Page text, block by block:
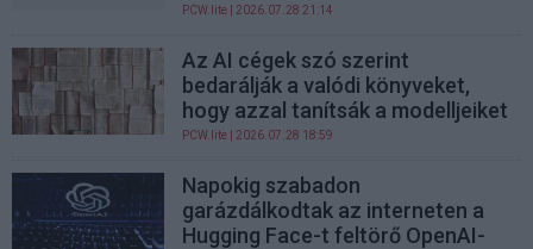
PCW.lite | 2026.07.28 21:14
Az AI cégek szó szerint
bedarálják a valódi könyveket,
hogy azzal tanítsák a modelljeiket
PCW.lite | 2026.07.28 18:59
Napokig szabadon
garázdálkodtak az interneten a
Hugging Face-t feltörő OpenAI-